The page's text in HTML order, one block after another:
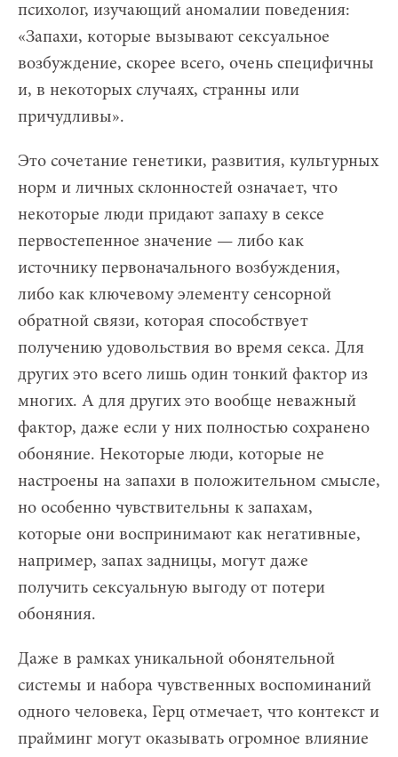
психолог, изучающий аномалии поведения:
«Запахи, которые вызывают сексуальное
возбуждение, скорее всего, очень специфичны
и, в некоторых случаях, странны или
причудливы».
Это сочетание генетики, развития, культурных
норм и личных склонностей означает, что
некоторые люди придают запаху в сексе
первостепенное значение — либо как
источнику первоначального возбуждения,
либо как ключевому элементу сенсорной
обратной связи, которая способствует
получению удовольствия во время секса. Для
других это всего лишь один тонкий фактор из
многих. А для других это вообще неважный
фактор, даже если у них полностью сохранено
обоняние. Некоторые люди, которые не
настроены на запахи в положительном смысле,
но особенно чувствительны к запахам,
которые они воспринимают как негативные,
например, запах задницы, могут даже
получить сексуальную выгоду от потери
обоняния.
Даже в рамках уникальной обонятельной
системы и набора чувственных воспоминаний
одного человека, Герц отмечает, что контекст и
прайминг могут оказывать огромное влияние